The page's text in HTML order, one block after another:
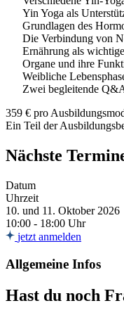
Yin Yoga als
Grundlagen des
Die Verbindung von
Ernährung als
Organe und ihre
Weibliche
Zwei begleitende
359 € pro
Ein Teil der
Nächste
Datum
Uhrzeit
10. und 11. Oktober 2026
10:00 - 18:00 Uhr
jetzt anmelden
Allgemeine Infos
Hast du noch